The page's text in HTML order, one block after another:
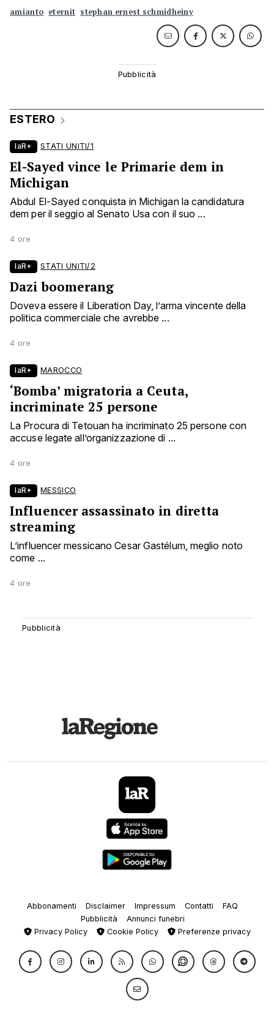
amianto eternit stephan ernest schmidheiny
ESTERO
laR+ STATI UNITI/1
El-Sayed vince le Primarie dem in
Michigan
Abdul El-Sayed conquista in Michigan la candidatura
dem per il seggio al Senato Usa con il suo ...
4 ore
laR+ STATI UNITI/2
Dazi boomerang
Doveva essere il Liberation Day, l’arma vincente della
politica commerciale che avrebbe ...
4 ore
laR+ MAROCCO
‘Bomba’ migratoria a Ceuta,
incriminate 25 persone
La Procura di Tetouan ha incriminato 25 persone con
accuse legate all’organizzazione di ...
4 ore
laR+ MESSICO
Influencer assassinato in diretta
streaming
L’influencer messicano Cesar Gastélum, meglio noto
come ...
4 ore
Abbonamenti Disclaimer Impressum Contatti
FAQ
Pubblicità
Annunci funebri
Privacy Policy
Cookie Policy Preferenze privacy